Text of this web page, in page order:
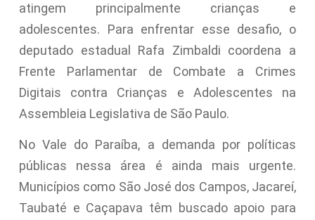
atingem principalmente crianças e
adolescentes. Para enfrentar esse desafio, o
deputado estadual Rafa Zimbaldi coordena a
Frente Parlamentar de Combate a Crimes
Digitais contra Crianças e Adolescentes na
Assembleia Legislativa de São Paulo.
No Vale do Paraíba, a demanda por políticas
públicas nessa área é ainda mais urgente.
Municípios como São José dos Campos, Jacareí,
Taubaté e Caçapava têm buscado apoio para